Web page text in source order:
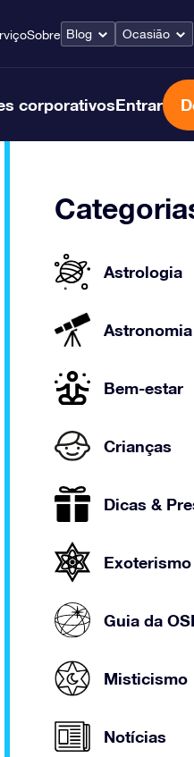
Sobre Blog Ocasião
corporativosEntrar
Astrologia
Astronomia
Bem-estar
Crianças
Dicas &
Exoterismo
Guia da
Misticismo
Notícias